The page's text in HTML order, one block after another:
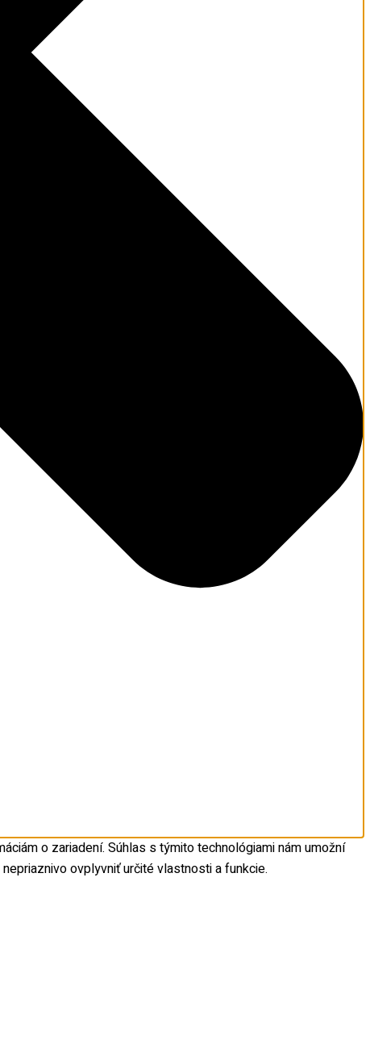
o zariadení. Súhlas s týmito technológiami nám umožní
ovplyvniť určité vlastnosti a funkcie.